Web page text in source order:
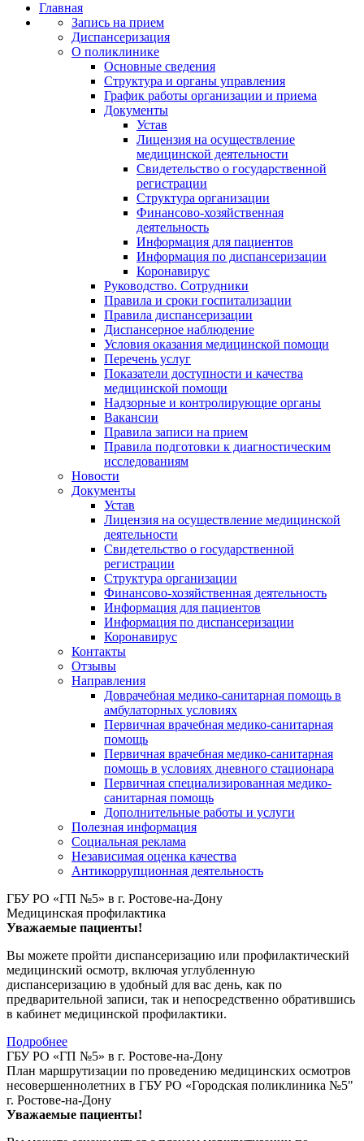
Главная
Запись на прием
Диспансеризация
О поликлинике
Основные сведения
Структура и органы управления
График работы организации и приема
Документы
Устав
Лицензия на осуществление
медицинской деятельности
Свидетельство о государственной
регистрации
Структура организации
Финансово-хозяйственная
деятельность
Информация для пациентов
Информация по диспансеризации
Коронавирус
Руководство. Сотрудники
Правила и сроки госпитализации
Правила диспансеризации
Диспансерное наблюдение
Условия оказания медицинской помощи
Перечень услуг
Показатели доступности и качества
медицинской помощи
Надзорные и контролирующие органы
Вакансии
Правила записи на прием
Правила подготовки к диагностическим
исследованиям
Новости
Документы
Устав
Лицензия на осуществление медицинской
деятельности
Свидетельство о государственной
регистрации
Структура организации
Финансово-хозяйственная деятельность
Информация для пациентов
Информация по диспансеризации
Коронавирус
Контакты
Отзывы
Направления
Доврачебная медико-санитарная помощь в
амбулаторных условиях
Первичная врачебная медико-санитарная
помощь
Первичная врачебная медико-санитарная
помощь в условиях дневного стационара
Первичная специализированная медико-
санитарная помощь
Дополнительные работы и услуги
Полезная информация
Социальная реклама
Независимая оценка качества
Антикоррупционная деятельность
ГБУ РО «ГП №5» в г. Ростове-на-Дону
Медицинская профилактика
Уважаемые пациенты!
Вы можете пройти диспансеризацию или профилактический
медицинский осмотр, включая углубленную
диспансеризацию в удобный для вас день, как по
предварительной записи, так и непосредственно обратившись
в кабинет медицинской профилактики.
Подробнее
ГБУ РО «ГП №5» в г. Ростове-на-Дону
План маршрутизации по проведению медицинских осмотров
несовершеннолетних в ГБУ РО «Городская поликлиника №5"
г. Ростове-на-Дону
Уважаемые пациенты!